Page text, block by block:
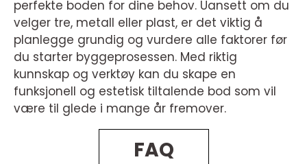
perfekte boden for dine behov. Uansett om du
velger tre, metall eller plast, er det viktig å
planlegge grundig og vurdere alle faktorer før
du starter byggeprosessen. Med riktig
kunnskap og verktøy kan du skape en
funksjonell og estetisk tiltalende bod som vil
være til glede i mange år fremover.
FAQ